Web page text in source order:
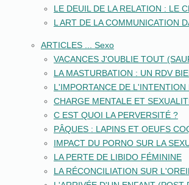
LE DEUIL DE LA RELATION : LE
L ART DE LA COMMUNICATION
ARTICLES ... Sexo
VACANCES J'OUBLIE TOUT
LA MASTURBATION : UN RDV
L'IMPORTANCE DE L'INTENTION
CHARGE MENTALE ET
C EST QUOI LA PERVERSITÉ ?
PÂQUES : LAPINS ET OEUFS
IMPACT DU PORNO SUR LA
LA PERTE DE LIBIDO FÉMININE
LA RÉCONCILIATION SUR